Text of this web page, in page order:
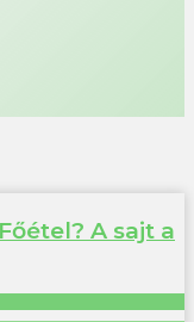
A sajt a